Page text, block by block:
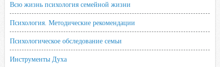
Всю жизнь психология семейной жизни
Психология. Методические рекомендации
Психологическое обследование семьи
Инструменты Духа